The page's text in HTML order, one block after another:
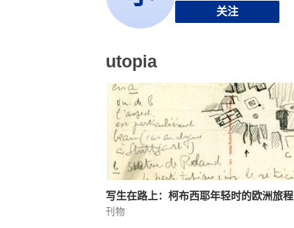
关注
utopia
写生在路上：柯布西耶年轻时的欧洲旅程
刊物